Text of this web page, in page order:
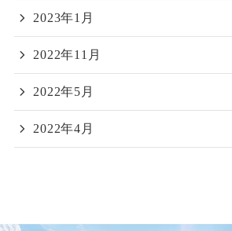
2023年1月
2022年11月
2022年5月
2022年4月